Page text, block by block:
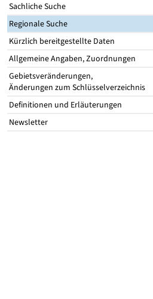
Sachliche Suche
Regionale Suche
Kürzlich bereitgestellte Daten
Allgemeine Angaben, Zuordnungen
Gebietsveränderungen,
Änderungen zum Schlüsselverzeichnis
Definitionen und Erläuterungen
Newsletter